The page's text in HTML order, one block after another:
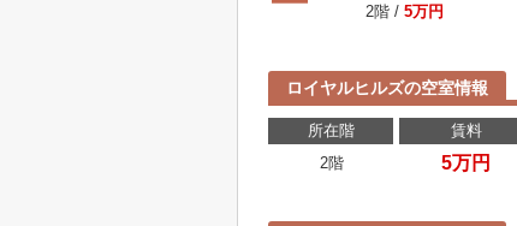
2階 / 5万円
ロイヤルヒルズの空室情報
所在階 賃料
2階
5万円